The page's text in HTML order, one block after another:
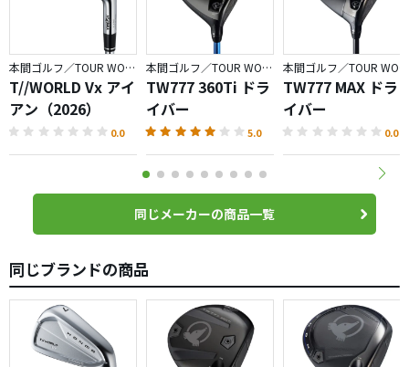
本間ゴルフ／TOUR WORLD
T//WORLD Vx アイ
アン（2026）
0.0
本間ゴルフ／TOUR WORLD
TW777 360Ti ドラ
イバー
5.0
TW777 MAX ドラ
イバー
0.0
同じメーカーの商品一覧
同じブランドの商品